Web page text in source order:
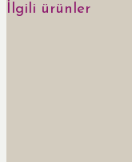
İlgili ürünler